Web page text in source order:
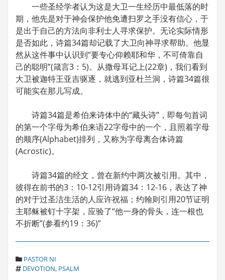
一些圣经学者认为这是大卫一生经历中最低落的时
期，他先是对于神会保护他免遭扫罗之手没有信心，于
是出于自己的方法向非利士人寻求保护。无论实际情形
是否如此，诗篇34篇却记载了大卫向神寻求帮助。他显
然从这件事中认识到“要专心仰赖耶和华，不可倚靠自
己的聪明”(箴言3：5)。从撒母耳记上(22章)，我们看到
大卫被迦特王亚吉驱逐，就逃到亚杜兰洞，诗篇34篇很
可能实在那儿写成。
诗篇34篇是希伯来诗体中的“藏头诗”，即每句首词
的第一个字母为希伯来语22字母中的一个，且照着字母
的顺序(Alphabet)排列，又称为字母离合体诗篇
(Acrostic)。
诗篇34篇的经文，曾在新约中两次被引用。其中，
彼得在前书的3：10-12引用诗篇34：12-16，表达了神
的对于过圣洁生活的人应许祝福；约翰则引用20节证明
主耶稣被钉十字架，应验了“他一身的骨头，连一根也
不折断”(参看约19：36)”
C
A
PASTOR NI
T
DEVOTION, PSALM